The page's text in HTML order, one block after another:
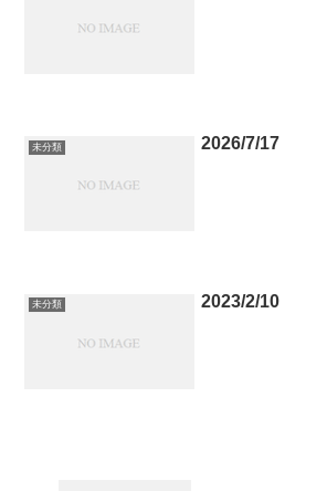
未分類 2026/7/17
未分類 2023/2/10